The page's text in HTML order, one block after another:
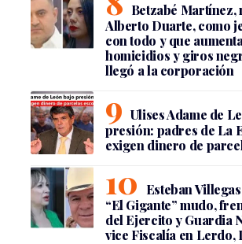
Betzabé
Alberto Duarte, como
con todo y que
homicidios y giros
llegó a la corporación
Ulises Adame de
presión: padres de La
exigen dinero de
Esteban
“El Gigante” mudo,
del Ejercito y Guardia
vice Fiscalía en Lerdo,